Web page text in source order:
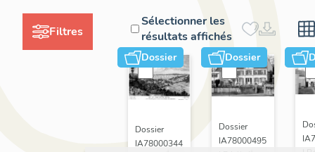
Filtres
Sélectionner les
résultats affichés
Dossier
Dossier
IA78000344
Dossier
Dossier
IA78000495